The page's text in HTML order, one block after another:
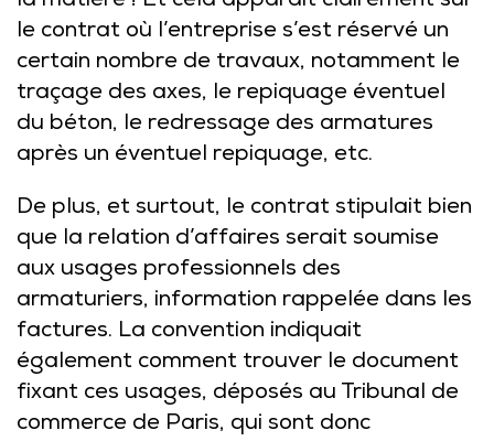
le contrat où l’entreprise s’est réservé un
certain nombre de travaux, notamment le
traçage des axes, le repiquage éventuel
du béton, le redressage des armatures
après un éventuel repiquage, etc.
De plus, et surtout, le contrat stipulait bien
que la relation d’affaires serait soumise
aux usages professionnels des
armaturiers, information rappelée dans les
factures. La convention indiquait
également comment trouver le document
fixant ces usages, déposés au Tribunal de
commerce de Paris, qui sont donc